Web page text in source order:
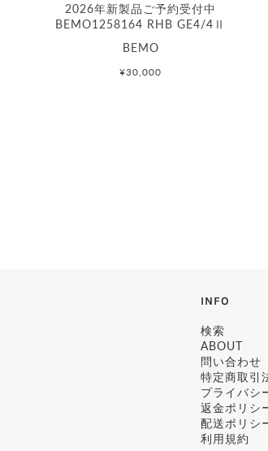
2026年新製品ご予約受付中
BEMO1258164 RHB GE4/4Ⅱ
BEMO
¥30,000
INFO
検索
ABOUT
問い合わせ
特定商取引
プライバシ
返金ポリシ
配送ポリシ
利用規約